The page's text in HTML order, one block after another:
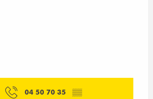
04 50 70 35 ▒▒